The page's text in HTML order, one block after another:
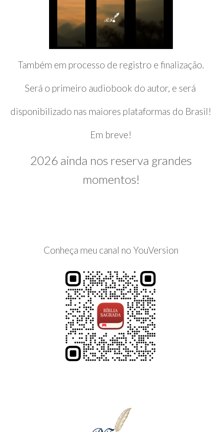
Também em processo de registro e finalização.
Será o primeiro audiobook do autor, e será
disponibilizado nas maiores plataformas do Brasil!
Em breve!
2026 ainda nos reserva grandes
momentos!
Conheça meu canal no YouVersion